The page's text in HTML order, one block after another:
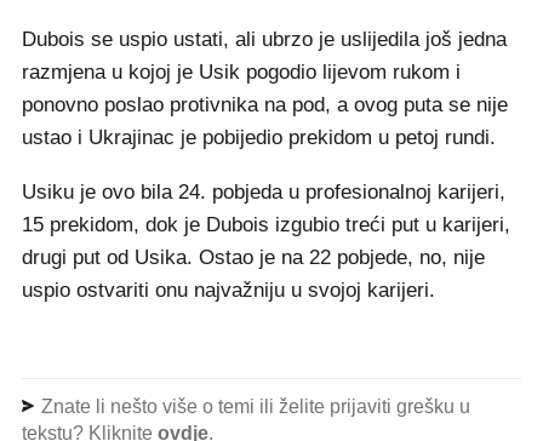
Dubois se uspio ustati, ali ubrzo je uslijedila još jedna
razmjena u kojoj je Usik pogodio lijevom rukom i
ponovno poslao protivnika na pod, a ovog puta se nije
ustao i Ukrajinac je pobijedio prekidom u petoj rundi.
Usiku je ovo bila 24. pobjeda u profesionalnoj karijeri,
15 prekidom, dok je Dubois izgubio treći put u karijeri,
drugi put od Usika. Ostao je na 22 pobjede, no, nije
uspio ostvariti onu najvažniju u svojoj karijeri.
Znate li nešto više o temi ili želite prijaviti grešku u
tekstu? Kliknite ovdje.